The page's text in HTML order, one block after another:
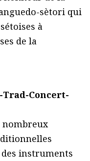
sètori qui
à
de la
Trad-Concert-
nombreux
instruments